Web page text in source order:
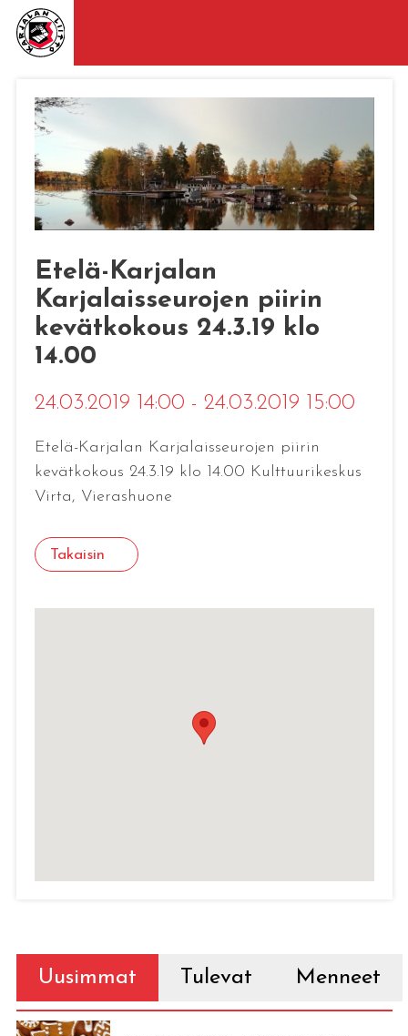
Etelä-Karjalan
Karjalaisseurojen piirin
kevätkokous 24.3.19 klo
14.00
24.03.2019 14:00 - 24.03.2019 15:00
Etelä-Karjalan Karjalaisseurojen piirin
kevätkokous 24.3.19 klo 14.00 Kulttuurikeskus
Virta, Vierashuone
Takaisin
Uusimmat Tulevat Menneet